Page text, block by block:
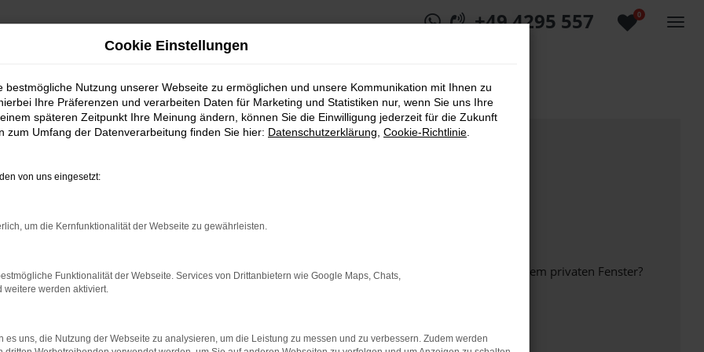
0
+49 4295 557
bestimmter Seiten verhindern. Funktioniert die Seite in einem anderen Browser oder in einem privaten Fenster?
beheben.
auf dem neuesten Stand sind.
Cookie Einstellungen
bestmögliche Nutzung unserer Webseite zu ermöglichen und unsere Kommunikation mit Ihnen zu
Ihre Präferenzen und verarbeiten Daten für Marketing und Statistiken nur, wenn Sie uns Ihre
späteren Zeitpunkt Ihre Meinung ändern, können Sie die Einwilligung jederzeit für die Zukunft
zum Umfang der Datenverarbeitung finden Sie hier: Datenschutzerklärung Cookie-Richtlinie
von uns eingesetzt:
um die Kernfunktionalität der Webseite zu gewährleisten.
Funktionalität der Webseite. Services von Drittanbietern wie Google Maps, Chats,
weitere werden aktiviert.
es uns, die Nutzung der Webseite zu analysieren, um die Leistung zu messen und zu verbessern. Zudem werden